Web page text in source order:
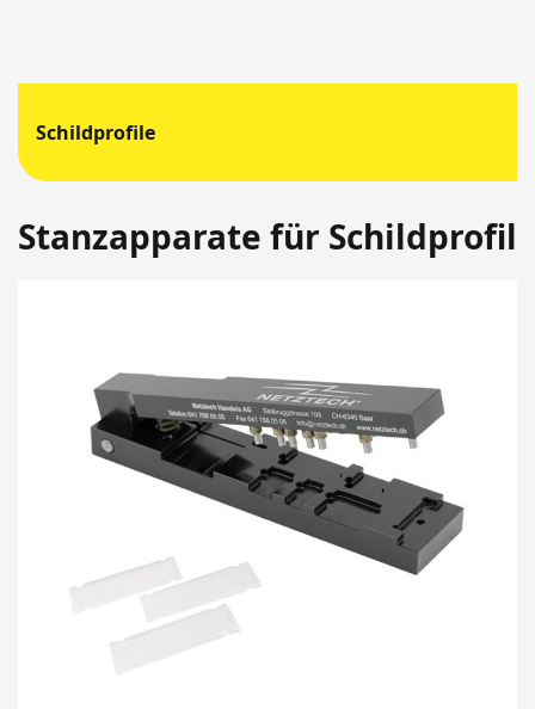
Schildprofile
Stanzapparate für Schildprofil
Ende
Bildergalerie